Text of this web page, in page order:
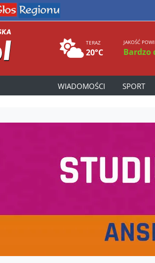
TERAZ
20°C
JAKOŚĆ
Bardzo
WIADOMOŚCI SPORT